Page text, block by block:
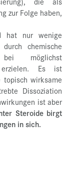
zur Folge haben,
hat nur wenige
chemische
bei möglichst
erzielen. Es ist
topisch wirksame
Dissoziation
ist aber
Steroide birgt
in sich.